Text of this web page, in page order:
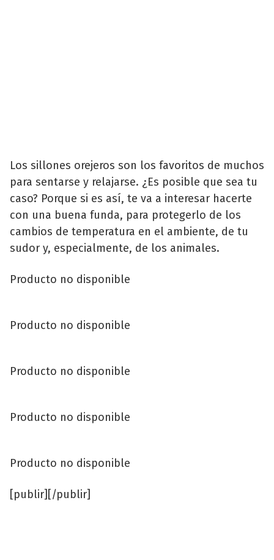
Los sillones orejeros son los favoritos de muchos
para sentarse y relajarse. ¿Es posible que sea tu
caso? Porque si es así, te va a interesar hacerte
con una buena funda, para protegerlo de los
cambios de temperatura en el ambiente, de tu
sudor y, especialmente, de los animales.
Producto no disponible
Producto no disponible
Producto no disponible
Producto no disponible
Producto no disponible
[publir][/publir]